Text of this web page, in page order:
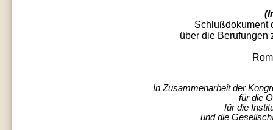
Schlußdokument
über die Berufungen
In Zusammenarbeit der
für die
für die
und die